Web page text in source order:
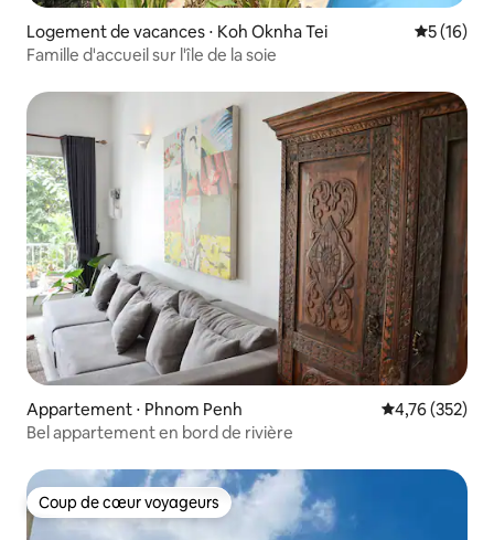
Logement de vacances ⋅ Koh Oknha Tei
5 (16)
Famille d'accueil sur l'île de la soie
Appartement ⋅ Phnom Penh Évaluation
4,76 (352)
Bel appartement en bord de rivière
Coup de cœur voyageurs
Coup de cœur voyageurs